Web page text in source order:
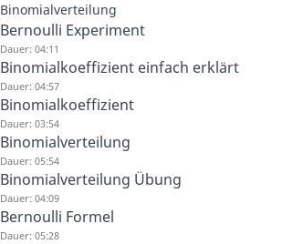
Binomialverteilung
Bernoulli Experiment
Dauer: 04:11
Binomialkoeffizient einfach erklärt
Dauer: 04:57
Binomialkoeffizient
Dauer: 03:54
Binomialverteilung
Dauer: 05:54
Binomialverteilung Übung
Dauer: 04:09
Bernoulli Formel
Dauer: 05:28